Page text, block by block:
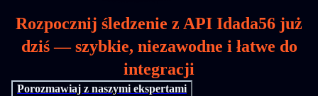
Rozpocznij śledzenie z API Idada56 już
dziś — szybkie, niezawodne i łatwe do
integracji
Porozmawiaj z naszymi ekspertami